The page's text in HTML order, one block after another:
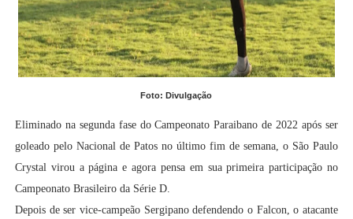
Foto: Divulgação
Eliminado na segunda fase do Campeonato Paraibano de 2022 após ser
goleado pelo Nacional de Patos no último fim de semana, o São Paulo
Crystal virou a página e agora pensa em sua primeira participação no
Campeonato Brasileiro da Série D.
Depois de ser vice-campeão Sergipano defendendo o Falcon, o atacante